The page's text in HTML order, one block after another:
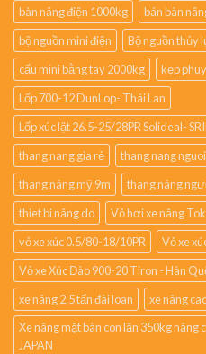
bàn nâng điện 1000kg
bán bàn
bộ nguồn mini điện
Bộ nguồn thủy
cẩu mini bằng tay 2000kg
kẹp
Lốp 700-12 DunLop- Thái Lan
Lốp xúc lật 26.5-25/28PR Solideal-
thang nang gia rẻ
thang nang
thang nâng mỹ 9m
thang nâng
thiet bi nâng do
Vỏ hơi xe nâng
vỏ xe xúc 0.5/80-18/10PR
Vỏ xe
Vỏ xe Xúc Đào 900-20 Tiron - Hàn
xe nâng 2.5 tấn đài loan
xe nâng
Xe nâng mặt bàn con lăn 350kg
JAPAN